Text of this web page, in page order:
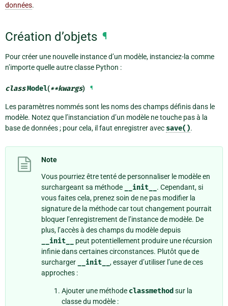
données.
Création d’objets ¶
Pour créer une nouvelle instance d’un modèle, instanciez-la comme
n’importe quelle autre classe Python :
classModel(**kwargs) ¶
Les paramètres nommés sont les noms des champs définis dans le
modèle. Notez que l’instanciation d’un modèle ne touche pas à la
base de données ; pour cela, il faut enregistrer avec save().
Note
Vous pourriez être tenté de personnaliser le modèle en
surchargeant sa méthode
__init__ . Cependant, si
vous faites cela, prenez soin de ne pas modifier la
signature de la méthode car tout changement pourrait
bloquer l’enregistrement de l’instance de modèle. De
plus, l’accès à des champs du modèle depuis
__init__
peut potentiellement produire une récursion
infinie dans certaines circonstances. Plutôt que de
surcharger
__init__ , essayer d’utiliser l’une de ces
approches :
Ajouter une méthode classmethod sur la
classe du modèle :